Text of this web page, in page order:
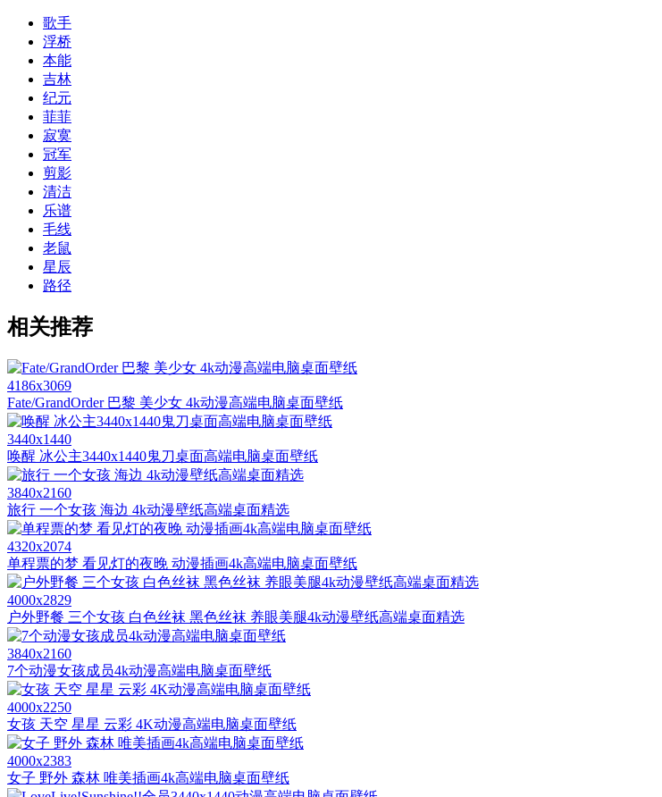
歌手
浮桥
本能
吉林
纪元
菲菲
寂寞
冠军
剪影
清洁
乐谱
毛线
老鼠
星辰
路径
相关推荐
4186x3069
Fate/GrandOrder 巴黎 美少女 4k动漫高端电脑桌面壁纸
3440x1440
唤醒 冰公主3440x1440鬼刀桌面高端电脑桌面壁纸
3840x2160
旅行 一个女孩 海边 4k动漫壁纸高端桌面精选
4320x2074
单程票的梦 看见灯的夜晚 动漫插画4k高端电脑桌面壁纸
4000x2829
户外野餐 三个女孩 白色丝袜 黑色丝袜 养眼美腿4k动漫壁纸高端桌面精选
3840x2160
7个动漫女孩成员4k动漫高端电脑桌面壁纸
4000x2250
女孩 天空 星星 云彩 4K动漫高端电脑桌面壁纸
4000x2383
女子 野外 森林 唯美插画4k高端电脑桌面壁纸